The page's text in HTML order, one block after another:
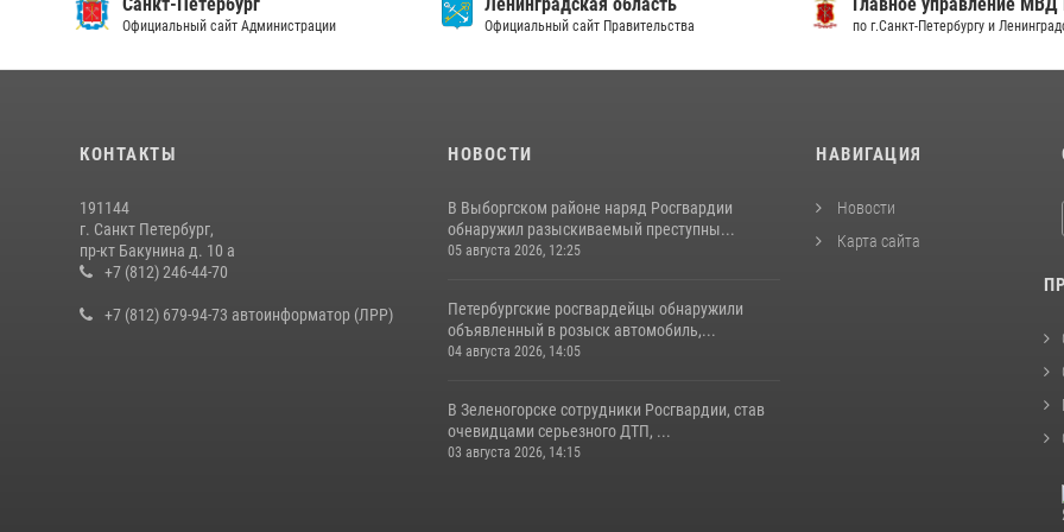
Официальный сайт Администрации Официальный сайт Правительства по г.Санкт-Петербургу и
КОНТАКТЫ
191144
г. Санкт Петербург,
пр-кт Бакунина д. 10 а
+7 (812) 246-44-70
+7 (812) 679-94-73 автоинформатор (ЛРР)
НОВОСТИ
В Выборгском районе наряд Росгвардии
обнаружил разыскиваемый преступны...
05 августа 2026, 12:25
Петербургские росгвардейцы обнаружили
объявленный в розыск автомобиль,...
04 августа 2026, 14:05
В Зеленогорске сотрудники Росгвардии, став
очевидцами серьезного ДТП, ...
03 августа 2026, 14:15
НАВИГАЦИЯ
Новости
Карта сайта